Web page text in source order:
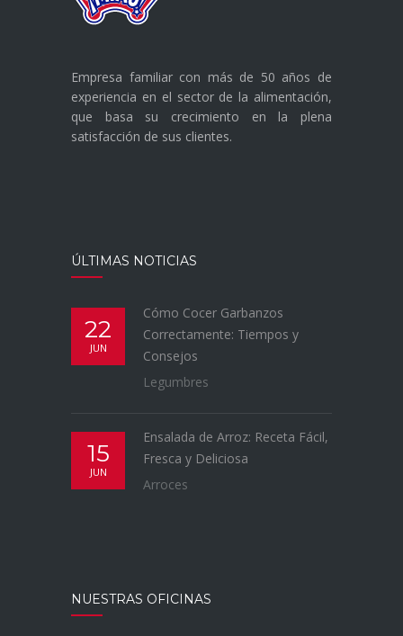
Empresa familiar con más de 50 años de
experiencia en el sector de la alimentación,
que basa su crecimiento en la plena
satisfacción de sus clientes.
ÚLTIMAS NOTICIAS
22
JUN
Cómo Cocer Garbanzos
Correctamente: Tiempos y
Consejos
Legumbres
15
JUN
Ensalada de Arroz: Receta Fácil,
Fresca y Deliciosa
Arroces
NUESTRAS OFICINAS